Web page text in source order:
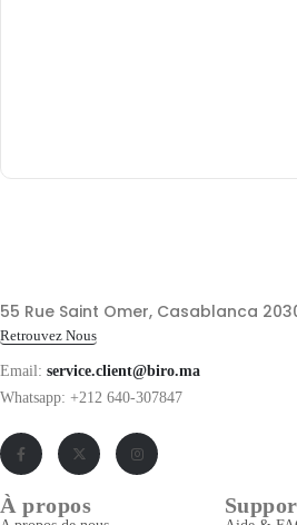
55 Rue Saint Omer, Casablanca
Retrouvez Nous
Email: service.client@biro.ma
Whatsapp: +212 640-307847
À propos